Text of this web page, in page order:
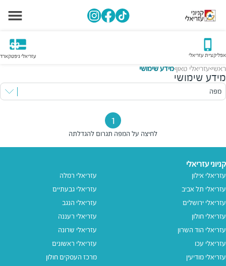
אפליקציית עזריאלי עזריאלי גיפטקארד
ראשי>עזריאלי טאון>מידע שימושי
מידע שימושי
מפה
1
לחיצה על המפה תגרום להגדלתה
קניוני עזריאלי
עזריאלי אילון
עזריאלי תל אביב
עזריאלי ירושלים
עזריאלי חולון
עזריאלי הוד השרון
עזריאלי עכו
עזריאלי מודיעין
עזריאלי רמלה
עזריאלי גבעתיים
עזריאלי הנגב
עזריאלי רעננה
עזריאלי שרונה
עזריאלי ראשונים
מרכז העסקים חולון